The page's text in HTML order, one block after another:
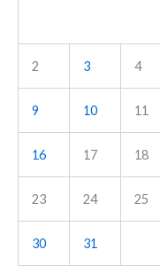
2 3 4
9 10 11
16 17 18
23 24 25
30 31